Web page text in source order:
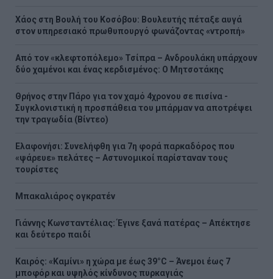
Χάος στη Βουλή του Κοσόβου: Βουλευτής πέταξε αυγά
στον υπηρεσιακό πρωθυπουργό φωνάζοντας «ντροπή»
Από τον «κλεφτοπόλεμο» Τσίπρα – Ανδρουλάκη υπάρχουν
δύο χαμένοι και ένας κερδισμένος: Ο Μητσοτάκης
Θρήνος στην Πάρο για τον χαμό 4χρονου σε πισίνα -
Συγκλονιστική η προσπάθεια του μπάρμαν να αποτρέψει
την τραγωδία (Βίντεο)
Ελαφονήσι: Συνελήφθη για 7η φορά παρκαδόρος που
«ψάρευε» πελάτες – Αστυνομικοί παρίσταναν τους
τουρίστες
Μπακαλιάρος ογκρατέν
Γιάννης Κωνσταντέλιας: Έγινε ξανά πατέρας – Απέκτησε
και δεύτερο παιδί
Καιρός: «Καμίνι» η χώρα με έως 39°C – Άνεμοι έως 7
μποφόρ και υψηλός κίνδυνος πυρκαγιάς